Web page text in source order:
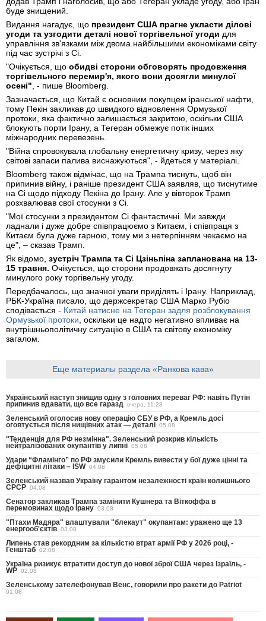
буде знищений.
Видання нагадує, що президент США прагне укласти ділові
угоди та узгодити деталі нової торгівельної угоди для
управління зв'язками між двома найбільшими економіками світу
під час зустрічі з Сі.
"Очікується, що обидві сторони обговорять продовження
торгівельного перемир'я, якого вони досягли минулої
осені" , - пише Bloomberg.
Зазначається, що Китай є основним покупцем іранської нафти,
тому Пекін закликав до швидкого відновлення Ормузької
протоки, яка фактично залишається закритою, оскільки США
блокують порти Ірану, а Тегеран обмежує потік інших
міжнародних перевезень.
"Війна спровокувала глобальну енергетичну кризу, через яку
світові запаси палива виснажуються", - йдеться у матеріалі.
Bloomberg також відмічає, що на Трампа тиснуть, щоб він
припинив війну, і раніше президент США заявляв, що тиснутиме
на Сі щодо підходу Пекіна до Ірану. Але у вівторок Трамп
розхвалював свої стосунки з Сі.
"Мої стосунки з президентом Сі фантастичні. Ми завжди
ладнали і дуже добре співпрацюємо з Китаєм, і співпраця з
Китаєм була дуже гарною, тому ми з нетерпінням чекаємо на
це", – сказав Трамп.
Як відомо, зустріч Трампа та Сі Цзіньпіна запланована на 13-
15 травня. Очікується, що сторони продовжать досягнуту
минулого року торгівельну угоду.
Передбачалось, що значної уваги приділять і Ірану. Наприклад,
РБК-Україна писало, що держсекретар США Марко Рубіо
сподівається - Китай натисне на Тегеран задля розблокування
Ормузької протоки , оскільки це надто негативно впливає на
внутрішньополітичну ситуацію в США та світову економіку
загалом.
Еще материалы раздела «Ранкова кава»
Український наступ знищив одну з головних переваг РФ: навіть Путін
припинив вдавати, що все гаразд вчера, 11:28
Зеленський оголосив нову операцію СБУ в РФ, а Кремль досі
оговтується після нищівних атак — деталі 05.08
"Тенденція для РФ незмінна". Зеленський розкрив кількість
нейтралізованих окупантів у липні 05.08
Удари “Фламінго” по РФ змусили Кремль вивести у бої дуже цінні та
дефіцитні літаки – ISW 04.08
Зеленський назвав Україну гарантом незалежності країн колишнього
СРСР 04.08
Сенатор закликав Трампа замінити Кушнера та Віткоффа в
перемовинах щодо Ірану 03.08
"Птахи Мадяра" влаштували "блекаут" окупантам: уражено ще 13
енергооб'єктів 03.08
Липень став рекордним за кількістю втрат армії РФ у 2026 році, -
Генштаб 02.08
Україна ризикує втратити доступ до нової зброї США через Ізраїль, -
WP 02.08
Зеленському зателефонував Венс, говорили про ракети до Patriot
01.08